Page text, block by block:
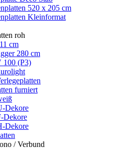
520 x 205 cm
Kleinformat
roh
cm
280 cm
100 (P3)
furniert
Dekore
Dekore
Dekore
/ Verbund